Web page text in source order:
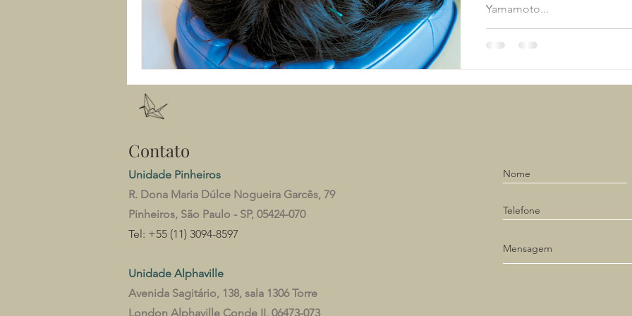
Yamamoto...
Contato
Unidade Pinheiros
R. Dona Maria Dúlce Nogueira Garcês, 79
Pinheiros, São Paulo - SP, 05424-070
Tel: +55 (11) 3094-8597
Unidade Alphaville
Avenida Sagitário, 138, sala 1306 Torre
London Alphaville Conde II, 06473-073